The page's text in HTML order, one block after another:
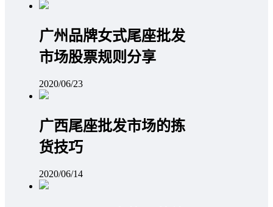
广州品牌女式尾座批发
市场股票规则分享
2020/06/23
广西尾座批发市场的拣
货技巧
2020/06/14